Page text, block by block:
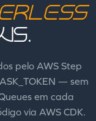
pelo AWS Step
— sem
em cada
via AWS CDK.